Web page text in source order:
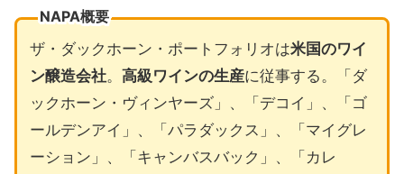
NAPA概要
ザ・ダックホーン・ポートフォリオは米国のワイ
ン醸造会社。 高級ワインの生産に従事する。「ダ
ックホーン・ヴィンヤーズ」、「デコイ」、「ゴ
ールデンアイ」、「パラダックス」、「マイグレ
ーション」、「キャンバスバック」、「カレ